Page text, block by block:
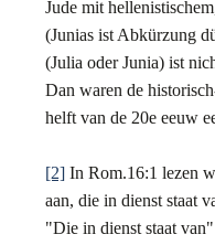
Jude mit
(Junias ist Abkürzung
(Julia oder Junia) ist
Dan waren de
helft van de 20e eeuw
[2]In Rom.16:1 lezen
aan, die in dienst staat
"Die in dienst staat